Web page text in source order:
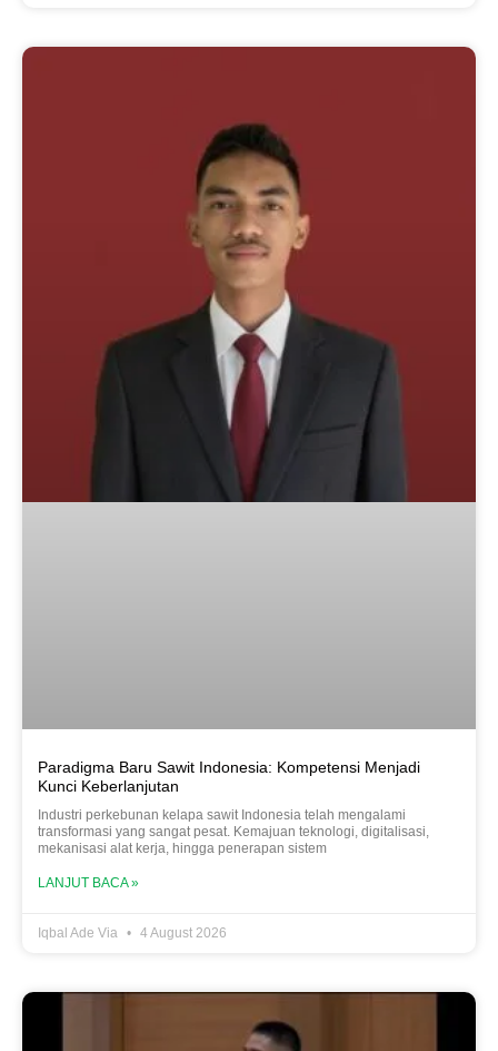
Paradigma Baru Sawit Indonesia: Kompetensi Menjadi
Kunci Keberlanjutan
Industri perkebunan kelapa sawit Indonesia telah mengalami
transformasi yang sangat pesat. Kemajuan teknologi, digitalisasi,
mekanisasi alat kerja, hingga penerapan sistem
LANJUT BACA »
Iqbal Ade Via 4 August 2026